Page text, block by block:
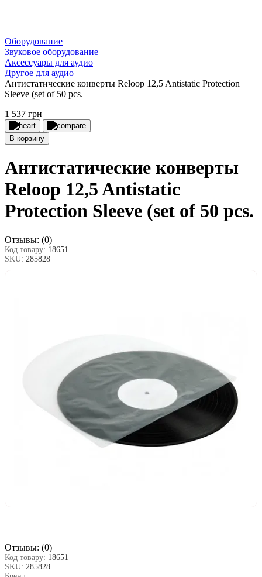
Оборудование
Звуковое оборудование
Аксессуары для аудио
Другое для аудио
Антистатические конверты Reloop 12,5 Antistatic Protection
Sleeve (set of 50 pcs.
1 537 грн
В корзину
Антистатические конверты
Reloop 12,5 Antistatic
Protection Sleeve (set of 50 pcs.
Отзывы: (0)
Код товару: 18651
SKU: 285828
Отзывы: (0)
Код товару: 18651
SKU: 285828